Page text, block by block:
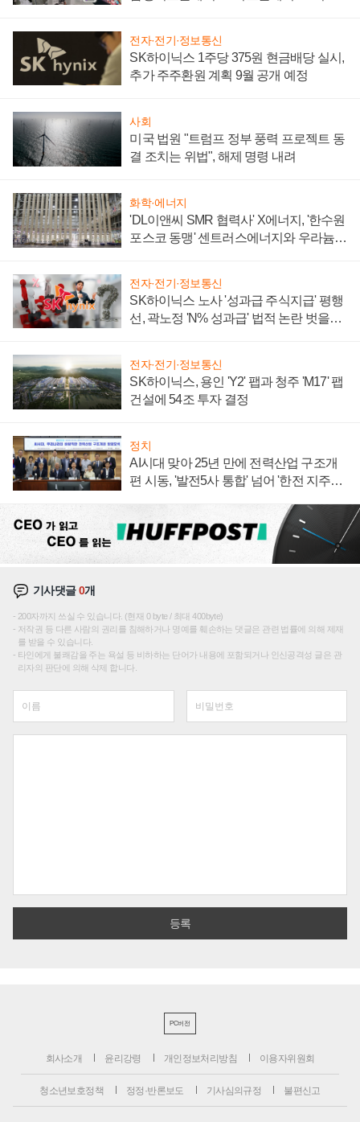
전자·전기·정보통신
SK하이닉스 1주당 375원 현금배당 실시,
추가 주주환원 계획 9월 공개 예정
사회
미국 법원 "트럼프 정부 풍력 프로젝트 동
결 조치는 위법", 해제 명령 내려
화학·에너지
'DL이앤씨 SMR 협력사' X에너지, '한수원
포스코 동맹' 센트러스에너지와 우라늄
전자·전기·정보통신
SK하이닉스 노사 '성과급 주식지급' 평행
선, 곽노정 'N% 성과급' 법적 논란 벗을지
전자·전기·정보통신
SK하이닉스, 용인 'Y2' 팹과 청주 'M17' 팹
건설에 54조 투자 결정
정치
AI시대 맞아 25년 만에 전력산업 구조개
편 시동, '발전5사 통합' 넘어 '한전 지주사'
기사댓글0개
200자까지 쓰실 수 있습니다. (현재 0 byte / 최대 400byte)
저작권 등 다른 사람의 권리를 침해하거나 명예를 훼손하는 댓글은 관련 법률에 의해 제재
를 받을 수 있습니다.
타인에게 불쾌감을 주는 욕설 등 비하하는 단어가 내용에 포함되거나 인신공격성 글은 관
리자의 판단에 의해 삭제 합니다.
PC버전
회사소개 윤리강령 개인정보처리방침 이용자위원회
청소년보호정책 정정·반론보도 기사심의규정 불편신고